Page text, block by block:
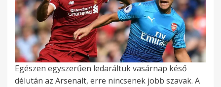
Egészen egyszerűen ledaráltuk vasárnap késő
délután az Arsenalt, erre nincsenek jobb szavak. A